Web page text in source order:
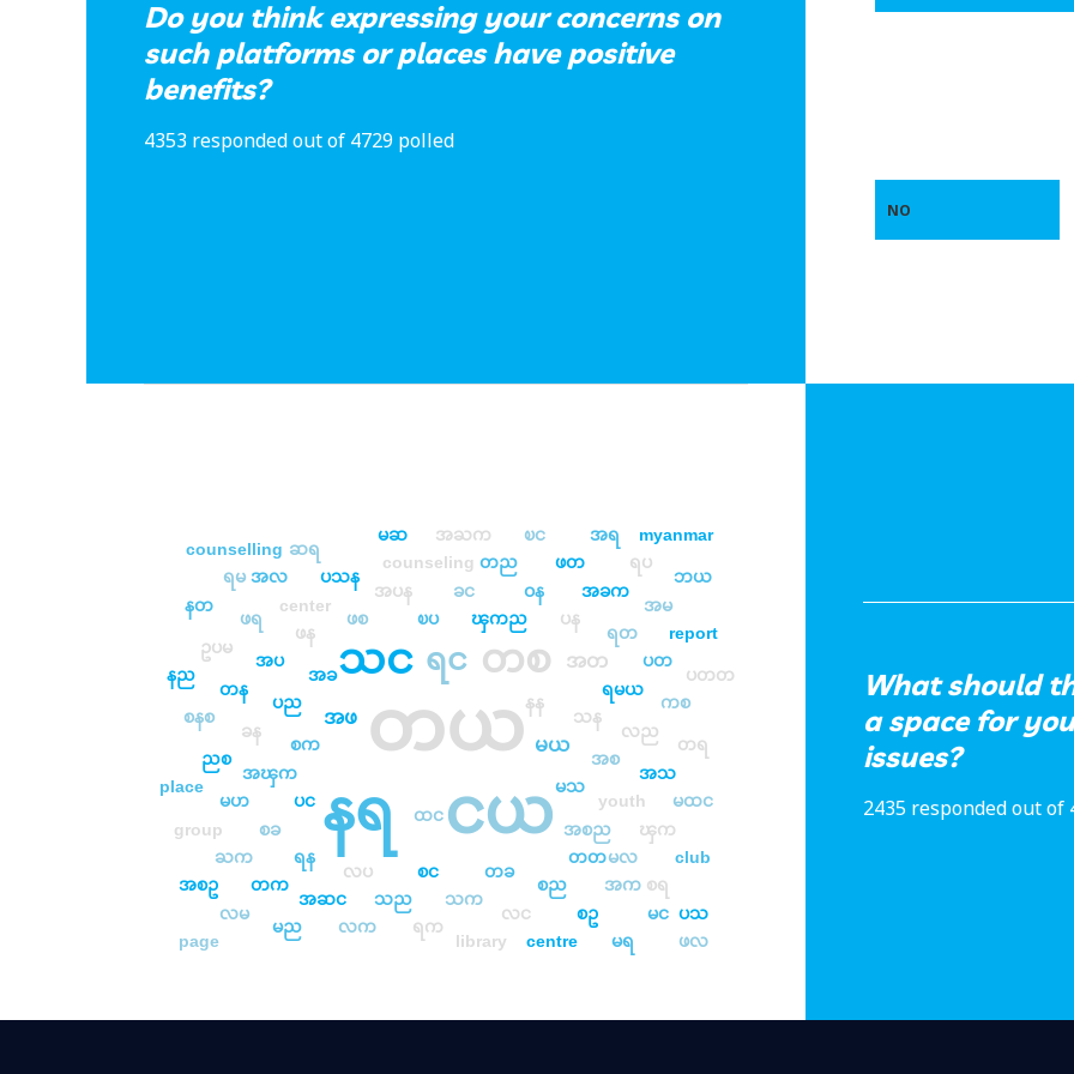
Do you think expressing your concerns on
such platforms or places have positive
benefits?
4353 responded out of 4729 polled
NO
What should
a space for
issues?
2435 responded out of
တယ
ငယ
နရ
သင တစ
ရင
မယ
အဖ
အတ
ထင
မသ
အခ
သန
အစည
စက
ပင
ဖန
ဖစ ၿပ ၾကည ပန
အစ
တတ
ပည
center
ရတ
ရန
ရမယ
youth
မလ
တခ
စင
လပ
စခ
အၾက
အပ
အပန ခင ဝန အခက
လည
အက
စည
တက
ခန
ဖရ
အလ ပသန
နန
အမ
ပတ
အသ
ၾက
သက
သည
အဆင စရ
ႀက
မဟ
တန
counseling
ရမ
တည ဖတ ရပ
ကစ
မင
စဥ
လင
လမ
counselling
ညစ
ဥပမ
ဆရ
ဘယ
report
တရ
မထင
club
ပသ
ရက
လက
မည
အစဥ
group
စနစ
နတ
မဆ အႀက ၿင အရ myanmar
ပတတ
ဖလ
မရ
centre
library
page
place
နည